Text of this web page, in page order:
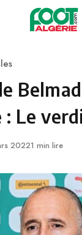
: Le
20221 min lire